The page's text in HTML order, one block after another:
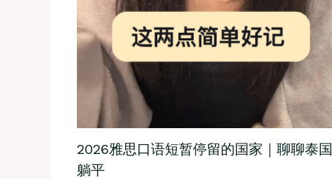
2026雅思口语短暂停留的国家｜聊聊泰国
躺平